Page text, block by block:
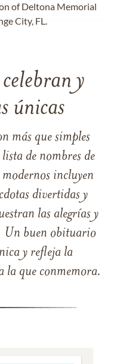
of Deltona Memorial
City, FL.
y
únicas
más que simples
de nombres de
incluyen
divertidas y
las alegrías y
Un buen obituario
y refleja la
la que conmemora.